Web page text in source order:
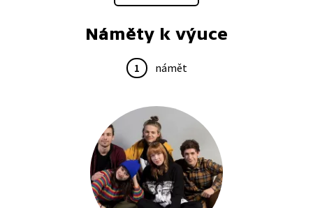
Náměty k výuce
1 námět